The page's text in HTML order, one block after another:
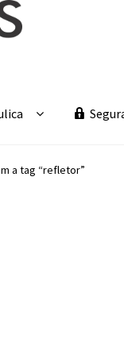
a tag “refletor”